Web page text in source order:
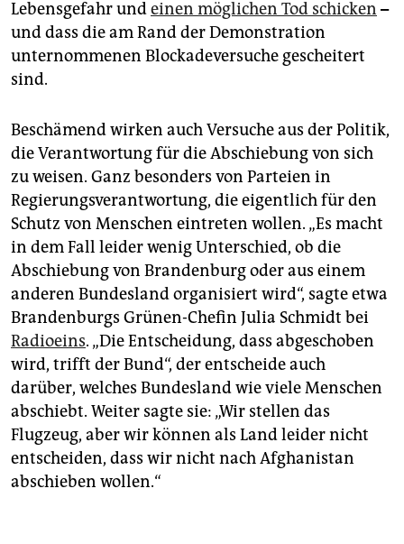
Lebensgefahr undeinen möglichen Tod schicken –
und dass die am Rand der Demonstration
unternommenen Blockadeversuche gescheitert
sind.
Beschämend wirken auch Versuche aus der Politik,
die Verantwortung für die Abschiebung von sich
zu weisen. Ganz besonders von Parteien in
Regierungsverantwortung, die eigentlich für den
Schutz von Menschen eintreten wollen. „Es macht
in dem Fall leider wenig Unterschied, ob die
Abschiebung von Brandenburg oder aus einem
anderen Bundesland organisiert wird“, sagte etwa
Brandenburgs Grünen-Chefin Julia Schmidt bei
Radioeins. „Die Entscheidung, dass abgeschoben
wird, trifft der Bund“, der entscheide auch
darüber, welches Bundesland wie viele Menschen
abschiebt. Weiter sagte sie: „Wir stellen das
Flugzeug, aber wir können als Land leider nicht
entscheiden, dass wir nicht nach Afghanistan
abschieben wollen.“